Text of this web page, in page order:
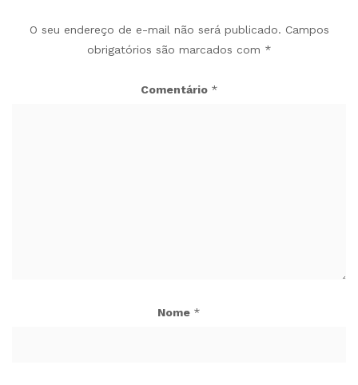
O seu endereço de e-mail não será publicado. Campos
obrigatórios são marcados com *
Comentário *
Nome *